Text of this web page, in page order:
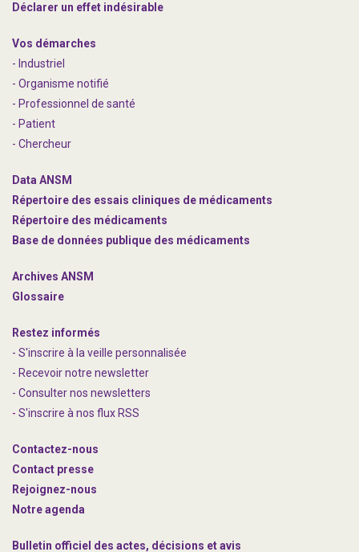
Déclarer un effet indésirable
Vos démarches
- Industriel
- Organisme notifié
- Professionnel de santé
- Patient
- Chercheur
Data ANSM
Répertoire des essais cliniques de médicaments
Répertoire des médicaments
Base de données publique des médicaments
Archives ANSM
Glossaire
Restez informés
- S'inscrire à la veille personnalisée
- Recevoir notre newsletter
- Consulter nos newsletters
- S'inscrire à nos flux RSS
Contactez-nous
Contact presse
Rejoignez-nous
Notre agenda
Bulletin officiel des actes, décisions et avis